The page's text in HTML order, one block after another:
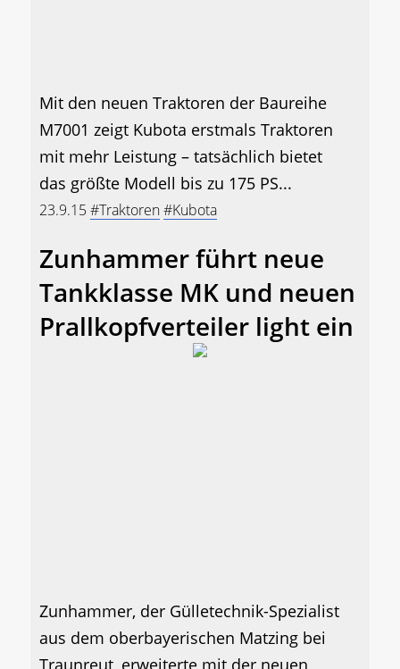
Mit den neuen Traktoren der Baureihe
M7001 zeigt Kubota erstmals Traktoren
mit mehr Leistung – tatsächlich bietet
das größte Modell bis zu 175 PS...
23.9.15#Traktoren#Kubota
Zunhammer führt neue
Tankklasse MK und neuen
Prallkopfverteiler light ein
Zunhammer, der Gülletechnik-Spezialist
aus dem oberbayerischen Matzing bei
Traunreut, erweiterte mit der neuen